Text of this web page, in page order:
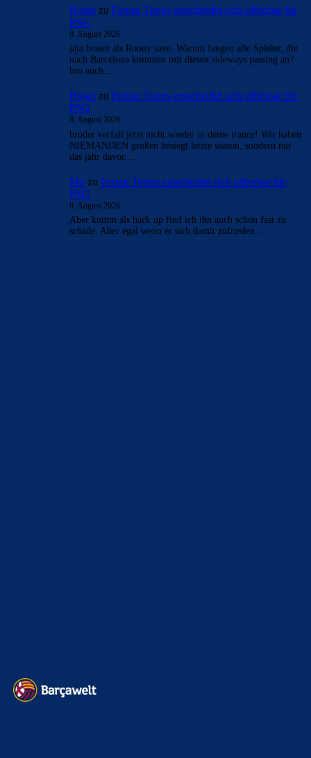
Bojan zu Ferran Torres entscheidet sich offenbar für
PSG
8. August 2026
jaja besser als Roony save. Warum fangen alle Spieler, die
nach Barcelona kommen mit diesen sideways passing an?
bro auch…
Bojan zu Ferran Torres entscheidet sich offenbar für
PSG
8. August 2026
bruder verfall jetzt nicht wieder in deine trance! Wir haben
NIEMANDEN großen besiegt letzte season, sondern nur
das jahr davor,…
Mo zu Ferran Torres entscheidet sich offenbar für
PSG
8. August 2026
Aber komm als back up find ich ihn auch schon fast zu
schade. Aber egal wenn er sich damit zufrieden…